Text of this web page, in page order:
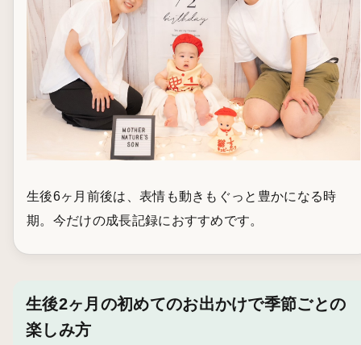
生後6ヶ月前後は、表情も動きもぐっと豊かになる時
期。今だけの成長記録におすすめです。
生後2ヶ月の初めてのお出かけで季節ごとの
楽しみ方